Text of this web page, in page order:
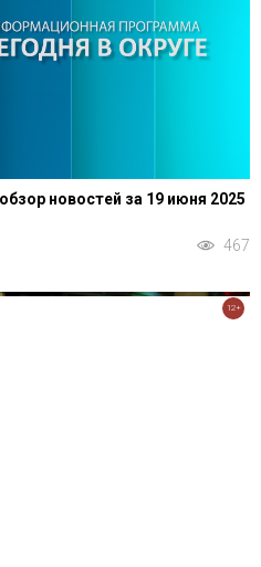
новостей за 19 июня 2025
467
12+